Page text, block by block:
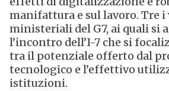
manifattura e sul lavoro. Tre
ministeriali del G7, ai quali si
l’incontro dell’I-7 che si
tra il potenziale offerto dal
tecnologico e l’effettivo
istituzioni.